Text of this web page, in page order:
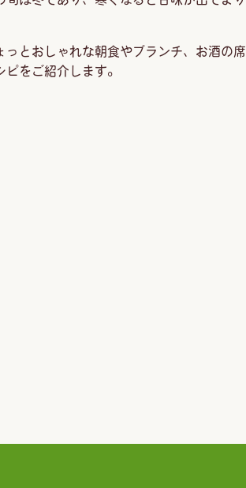
とおしゃれな朝食やブランチ、お酒の席
をご紹介します。